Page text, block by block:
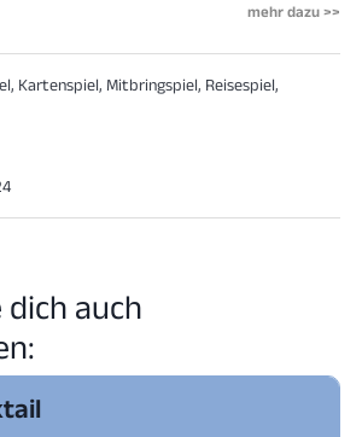
mehr dazu >>
Kartenspiel, Mitbringspiel, Reisespiel,
dich auch